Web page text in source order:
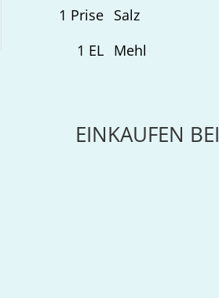
1 Prise Salz
1 EL Mehl
EINKAUFEN BEI